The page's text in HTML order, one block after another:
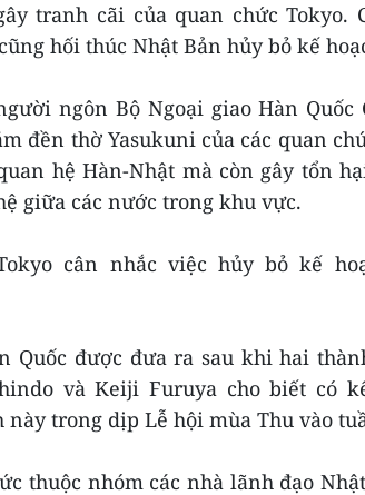
tranh cãi của quan chức Tokyo.
hối thúc Nhật Bản hủy bỏ kế
ngôn Bộ Ngoại giao Hàn Quốc
đền thờ Yasukuni của các quan
hệ Hàn-Nhật mà còn gây tổn
giữa các nước trong khu vực.
cân nhắc việc hủy bỏ kế
Quốc được đưa ra sau khi hai
và Keiji Furuya cho biết có
trong dịp Lễ hội mùa Thu vào
thuộc nhóm các nhà lãnh đạo